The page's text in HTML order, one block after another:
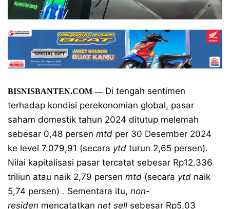
BISNISBANTEN.COM—Di tengah sentimen
terhadap kondisi perekonomian global, pasar
saham domestik tahun 2024 ditutup melemah
sebesar 0,48 persen mtd per 30 Desember 2024
ke level 7.079,91 (secara ytd turun 2,65 persen).
Nilai kapitalisasi pasar tercatat sebesar Rp12.336
triliun atau naik 2,79 persen mtd (secara ytd naik
5,74 persen) . Sementara itu, non-
residen mencatatkan net sell sebesar Rp5,03